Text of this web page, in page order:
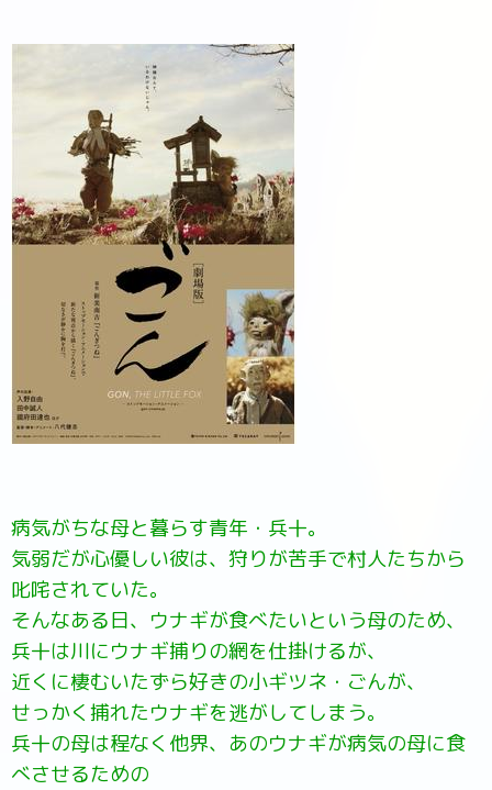
病気がちな母と暮らす青年・兵十。
気弱だが心優しい彼は、狩りが苦手で村人たちから
叱咤されていた。
そんなある日、ウナギが食べたいという母のため、
兵十は川にウナギ捕りの網を仕掛けるが、
近くに棲むいたずら好きの小ギツネ・ごんが、
せっかく捕れたウナギを逃がしてしまう。
兵十の母は程なく他界、あのウナギが病気の母に食
べさせるための